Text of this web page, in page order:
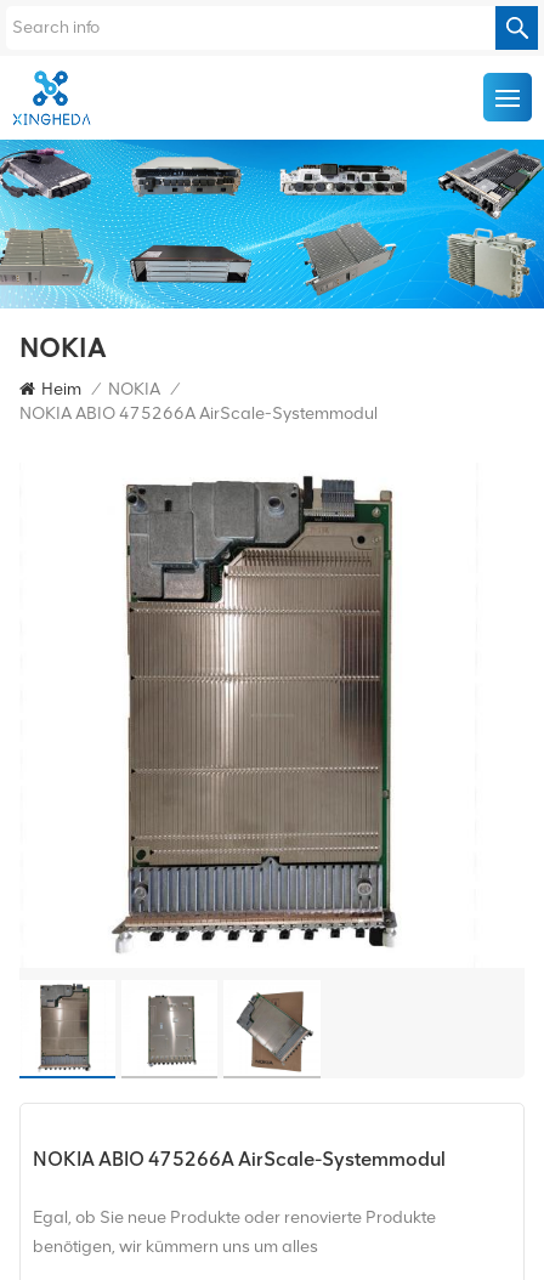
NOKIA
Heim / NOKIA /
NOKIA ABIO 475266A AirScale-Systemmodul
NOKIA ABIO 475266A AirScale-Systemmodul
Egal, ob Sie neue Produkte oder renovierte Produkte
benötigen, wir kümmern uns um alles